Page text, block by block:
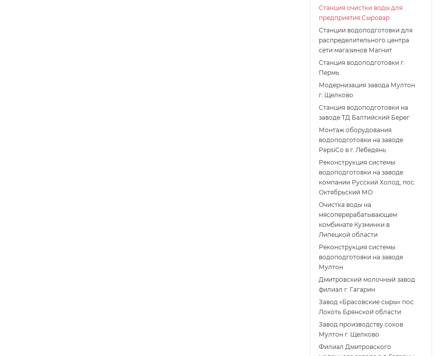
Cтанция очистки воды для
предприятия Сыровар
Cтанции водоподготовки для
распределительного центра
сети магазинов Магнит
Станция водоподготовки г.
Пермь
Модернизация завода Мултон
г. Щелково
Станция водоподготовки на
заводе ТД Балтийский Берег
Монтаж оборудования
водоподготовки на заводе
PepsiCo в г. Лебедянь
Реконструкция системы
водоподготовки на заводе
компании Русский Холод, пос.
Октябрьский МО
Очистка воды на
мясоперерабатывающем
комбинате Кузминки в
Липецкой области
Реконструкция системы
водоподготовки на заводе
Мултон
Дмитровский молочный завод
филиал г. Гагарин
Завод «Брасовские сыры» пос.
Локоть Брянской области
Завод производству соков
Мултон г. Щелково
Филиал Дмитровского